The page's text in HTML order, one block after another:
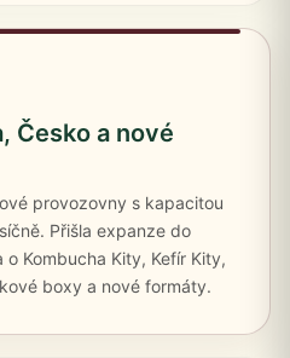
Česko a nové
provozovny s kapacitou
Přišla expanze do
Kombucha Kity, Kefír Kity,
boxy a nové formáty.